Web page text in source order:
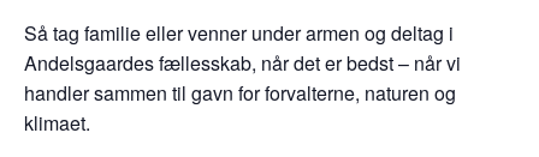
Så tag familie eller venner under armen og deltag i
Andelsgaardes fællesskab, når det er bedst – når vi
handler sammen til gavn for forvalterne, naturen og
klimaet.